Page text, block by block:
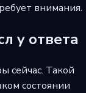
внимания.
у ответа
сейчас. Такой
состоянии